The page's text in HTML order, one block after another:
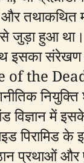
और तथाकथित
जुड़ा हुआ था।
इसका
of the
नियुक्ति
विज्ञान में
पिरामिड के
प्रथाओं और